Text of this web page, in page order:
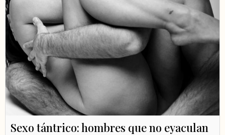
Sexo tántrico: hombres que no eyaculan